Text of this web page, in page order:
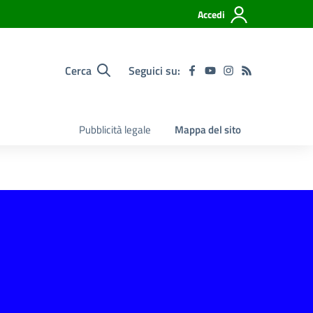
Accedi
Cerca Seguici su:
Pubblicità legale Mappa del sito